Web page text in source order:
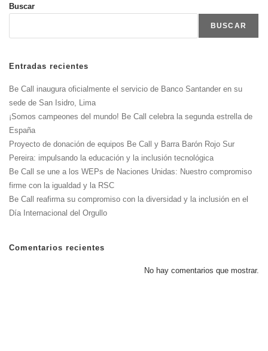
Buscar
BUSCAR
Entradas recientes
Be Call inaugura oficialmente el servicio de Banco Santander en su
sede de San Isidro, Lima
¡Somos campeones del mundo! Be Call celebra la segunda estrella de
España
Proyecto de donación de equipos Be Call y Barra Barón Rojo Sur
Pereira: impulsando la educación y la inclusión tecnológica
Be Call se une a los WEPs de Naciones Unidas: Nuestro compromiso
firme con la igualdad y la RSC
Be Call reafirma su compromiso con la diversidad y la inclusión en el
Día Internacional del Orgullo
Comentarios recientes
No hay comentarios que mostrar.